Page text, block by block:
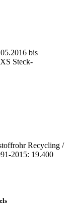
bis
Steck-
Recycling /
2015: 19.400